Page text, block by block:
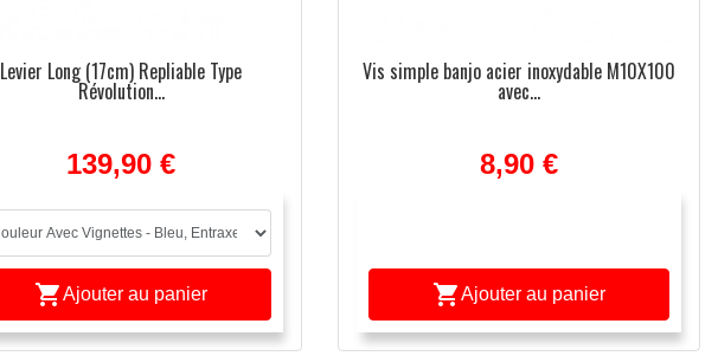
Levier Long (17cm) Repliable Type
Révolution...
139,90 €
Ajouter au panier
Vis simple banjo acier inoxydable M10X100
avec...
8,90 €
Ajouter au panier